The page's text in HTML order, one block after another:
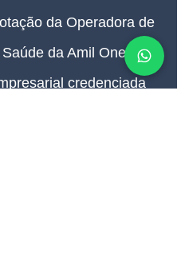
da Operadora de
da Amil One
credenciada